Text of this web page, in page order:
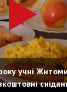
учні